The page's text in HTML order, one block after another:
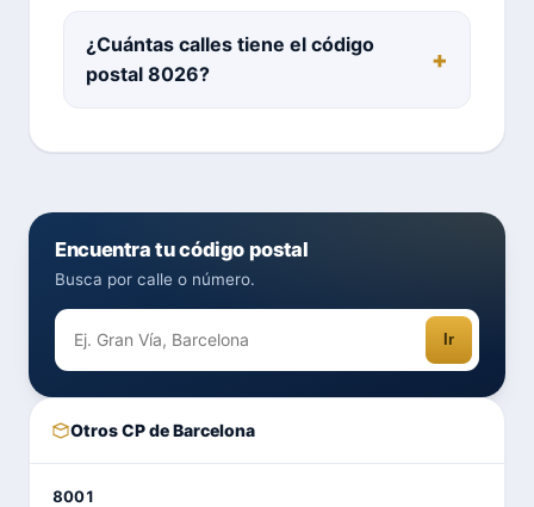
¿Cuántas calles tiene el código
postal 8026?
Encuentra tu código postal
Busca por calle o número.
Ir
Otros CP de Barcelona
8001